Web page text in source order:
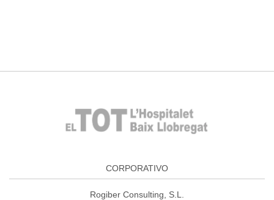
CORPORATIVO
Rogiber Consulting, S.L.